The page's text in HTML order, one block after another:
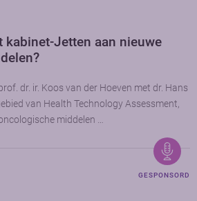
kabinet-Jetten aan nieuwe
dr. ir. Koos van der Hoeven met dr. Hans
van Health Technology Assessment,
middelen …
GESPONSORD